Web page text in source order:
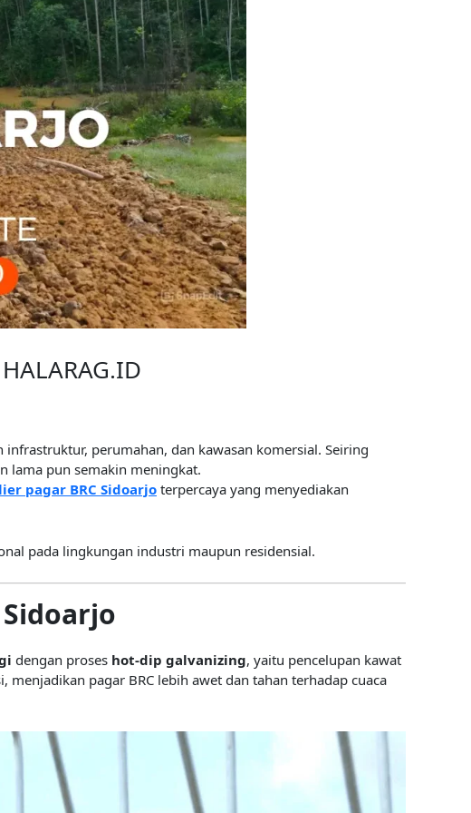
perumahan, dan kawasan komersial. Seiring
lama pun semakin meningkat.
pagar BRC Sidoarjoterpercaya yang menyediakan
pada lingkungan industri maupun residensial.
dengan proses hot-dip galvanizing, yaitu pencelupan kawat
pagar BRC lebih awet dan tahan terhadap cuaca